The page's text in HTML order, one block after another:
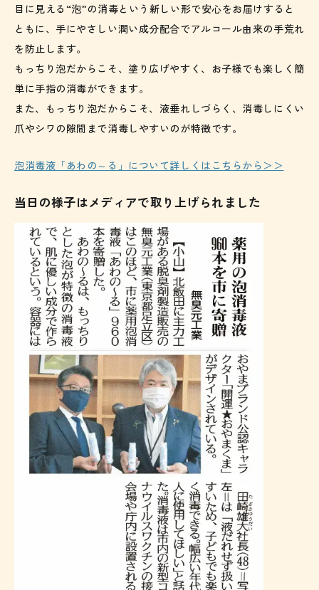
目に見える“泡”の消毒という新しい形で安心をお届けすると
ともに、手にやさしい潤い成分配合でアルコール由来の手荒れ
を防止します。
もっちり泡だからこそ、塗り広げやすく、お子様でも楽しく簡
単に手指の消毒ができます。
また、もっちり泡だからこそ、液垂れしづらく、消毒しにくい
爪やシワの隙間まで消毒しやすいのが特徴です。
泡消毒液「あわの～る」について詳しくはこちらから＞＞
当日の様子はメディアで取り上げられました